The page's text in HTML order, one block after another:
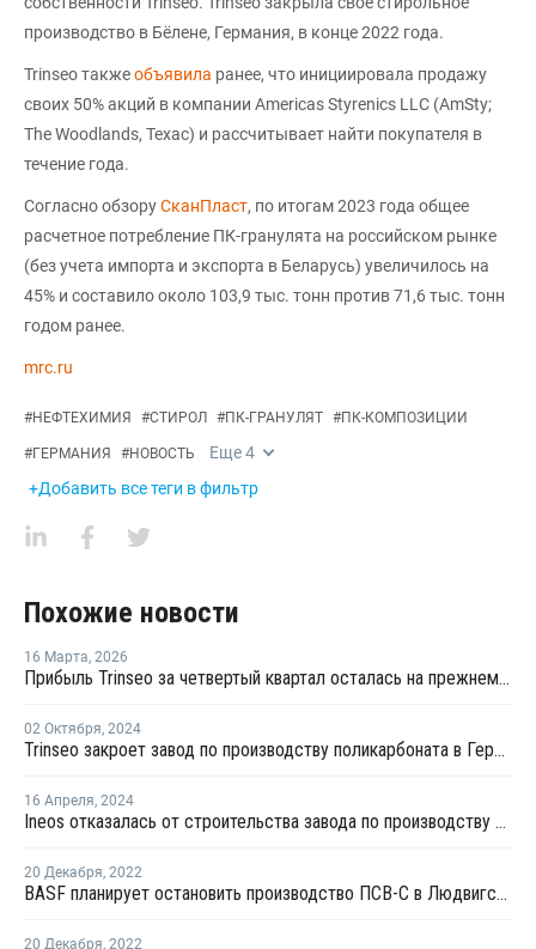
производство в Бёлене, Германия, в конце 2022 года.
Trinseo такжеобъявила ранее, что инициировала продажу
своих 50% акций в компании Americas Styrenics LLC (AmSty;
The Woodlands, Техас) и рассчитывает найти покупателя в
течение года.
Согласно обзоруСканПласт, по итогам 2023 года общее
расчетное потребление ПК-гранулята на российском рынке
(без учета импорта и экспорта в Беларусь) увеличилось на
45% и составило около 103,9 тыс. тонн против 71,6 тыс. тонн
годом ранее.
mrc.ru
#НЕФТЕХИМИЯ #СТИРОЛ #ПК-ГРАНУЛЯТ #ПК-КОМПОЗИЦИИ
#ГЕРМАНИЯ #НОВОСТЬ Еще4
+Добавить все теги в фильтр
Похожие новости
16 Марта, 2026
Прибыль Trinseo за четвертый квартал осталась на прежнем уровне
02 Октября, 2024
Trinseo закроет завод по производству поликарбоната в Германии
16 Апреля, 2024
Ineos отказалась от строительства завода по производству вторичного ПС в Германии
20 Декабря, 2022
BASF планирует остановить производство ПСВ-С в Людвигсхафене на ремонт
20 Декабря, 2022